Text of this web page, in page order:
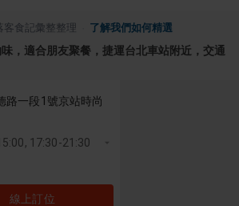
客食記彙整整理 了解我們如何精選
味，適合朋友聚餐，捷運台北車站附近，交通
路一段1號京站時尚
17:30-21:30
線上訂位